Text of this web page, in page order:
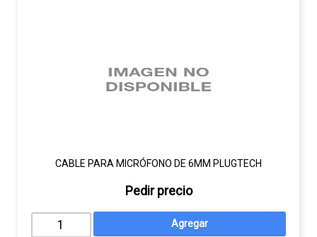
CABLE PARA MICRÓFONO DE 6MM PLUGTECH
Pedir precio